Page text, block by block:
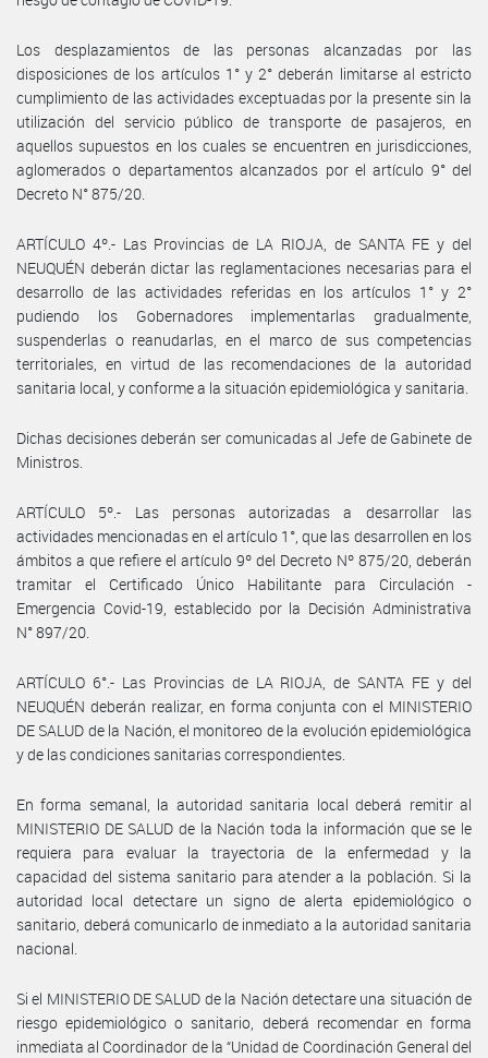
Los desplazamientos de las personas alcanzadas por las
disposiciones de los artículos 1° y 2° deberán limitarse al estricto
cumplimiento de las actividades exceptuadas por la presente sin la
utilización del servicio público de transporte de pasajeros, en
aquellos supuestos en los cuales se encuentren en jurisdicciones,
aglomerados o departamentos alcanzados por el artículo 9° del
Decreto N° 875/20.
ARTÍCULO 4º.- Las Provincias de LA RIOJA, de SANTA FE y del
NEUQUÉN deberán dictar las reglamentaciones necesarias para el
desarrollo de las actividades referidas en los artículos 1° y 2°
pudiendo los Gobernadores implementarlas gradualmente,
suspenderlas o reanudarlas, en el marco de sus competencias
territoriales, en virtud de las recomendaciones de la autoridad
sanitaria local, y conforme a la situación epidemiológica y sanitaria.
Dichas decisiones deberán ser comunicadas al Jefe de Gabinete de
Ministros.
ARTÍCULO 5º.- Las personas autorizadas a desarrollar las
actividades mencionadas en el artículo 1°, que las desarrollen en los
ámbitos a que refiere el artículo 9º del Decreto Nº 875/20, deberán
tramitar el Certificado Único Habilitante para Circulación -
Emergencia Covid-19, establecido por la Decisión Administrativa
N° 897/20.
ARTÍCULO 6°.- Las Provincias de LA RIOJA, de SANTA FE y del
NEUQUÉN deberán realizar, en forma conjunta con el MINISTERIO
DE SALUD de la Nación, el monitoreo de la evolución epidemiológica
y de las condiciones sanitarias correspondientes.
En forma semanal, la autoridad sanitaria local deberá remitir al
MINISTERIO DE SALUD de la Nación toda la información que se le
requiera para evaluar la trayectoria de la enfermedad y la
capacidad del sistema sanitario para atender a la población. Si la
autoridad local detectare un signo de alerta epidemiológico o
sanitario, deberá comunicarlo de inmediato a la autoridad sanitaria
nacional.
Si el MINISTERIO DE SALUD de la Nación detectare una situación de
riesgo epidemiológico o sanitario, deberá recomendar en forma
inmediata al Coordinador de la “Unidad de Coordinación General del